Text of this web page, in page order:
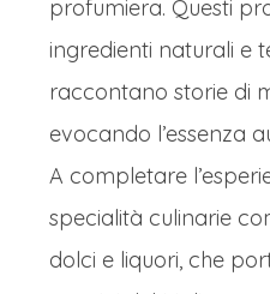
profumiera. Questi
ingredienti naturali e
raccontano storie di
evocando l’essenza
A completare
specialità culinarie
dolci e liquori, che